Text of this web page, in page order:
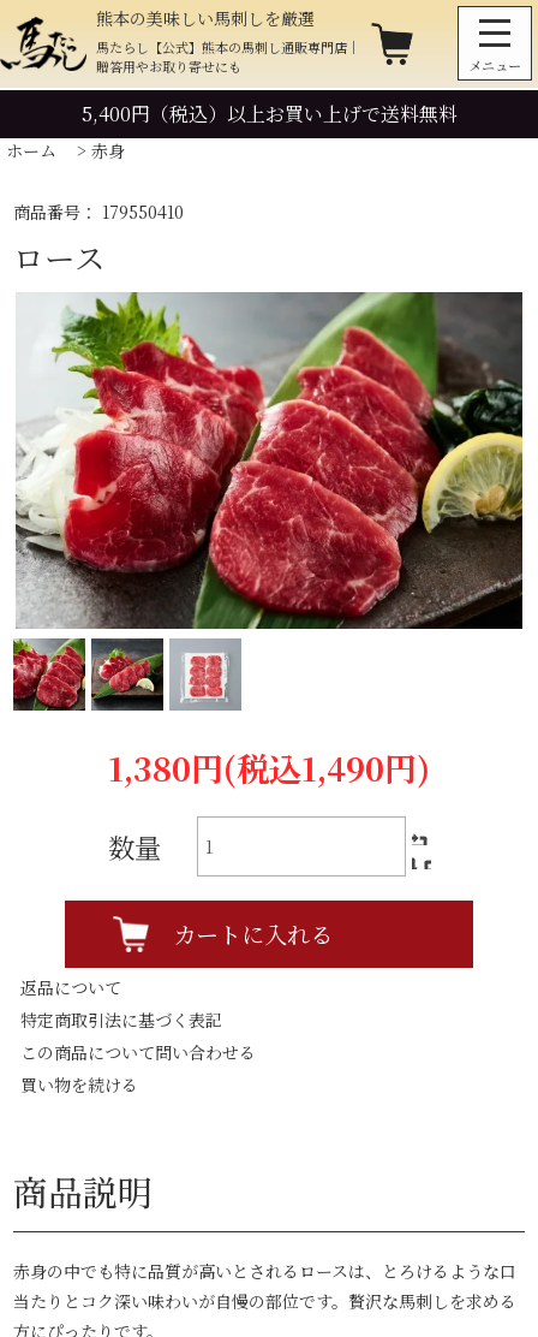
熊本の美味しい馬刺しを厳選
馬たらし【公式】熊本の馬刺し通販専門店｜
贈答用やお取り寄せにも
5,400円（税込）以上お買い上げで送料無料
ホーム > 赤身
商品番号： 179550410
ロース
1,380円(税込1,490円)
数量
カートに入れる
返品について
特定商取引法に基づく表記
この商品について問い合わせる
買い物を続ける
商品説明
赤身の中でも特に品質が高いとされるロースは、とろけるような口
当たりとコク深い味わいが自慢の部位です。贅沢な馬刺しを求める
方にぴったりです。